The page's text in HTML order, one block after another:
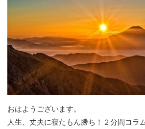
おはようございます。
人生、丈夫に寝たもん勝ち！２分間コラ